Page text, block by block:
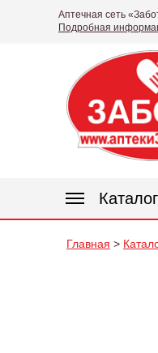
Аптечная сеть
Подробная
Каталог
Главная >